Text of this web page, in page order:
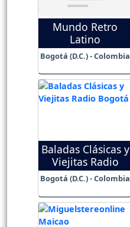
Mundo Retro
Latino
Bogotá (D.C.) - Colombia
Baladas Clásicas y
Viejitas Radio
Bogotá (D.C.) - Colombia